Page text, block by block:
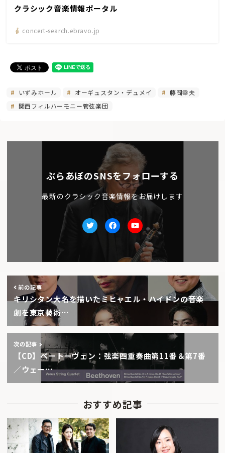
クラシック音楽情報ポータル
concert-search.ebravo.jp
いずみホール オーギュスタン・デュメイ
藤岡幸夫
関西フィルハーモニー管弦楽団
ぶらあぼのSNSをフォローする
最新のクラシック音楽情報をお届けします
TwitterfacebookYoutube
前の記事
キリシタン大名を描いたミヒャエル・ハイドンの音楽
劇を東京藝術…
次の記事
【CD】ベートーヴェン：弦楽四重奏曲第11番＆第7番
／ウェー…
おすすめ記事